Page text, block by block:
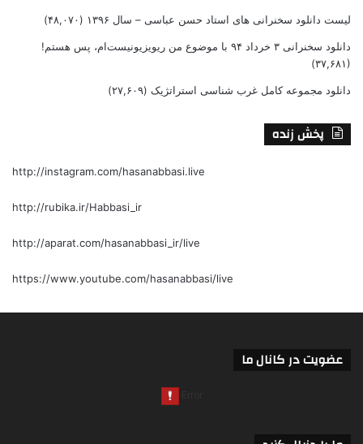
لیست دانلود سخنرانی های استاد حسن عباسی – سال ۱۳۹۶ (۴۸,۰۷۰)
دانلود سخنرانی ۳ خرداد ۹۴ با موضوع من ریویزیونیست‌ام، پس هستم!
(۳۷,۶۸۱)
دانلود مجموعه کامل غرب شناسی استراتژیک (۲۷,۶۰۹)
پخش زنده
http://instagram.com/hasanabbasi.live
http://rubika.ir/Habbasi_ir
http://aparat.com/hasanabbasi_ir/live
https://www.youtube.com/hasanabbasi/live
عضویت در کانال ما